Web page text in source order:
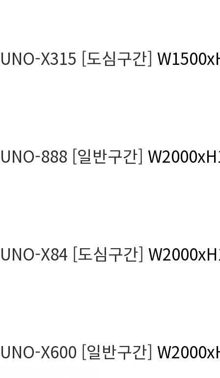
UNO-X315 [도심구간]
UNO-888 [일반구간]
UNO-X84 [도심구간]
UNO-X600 [일반구간]